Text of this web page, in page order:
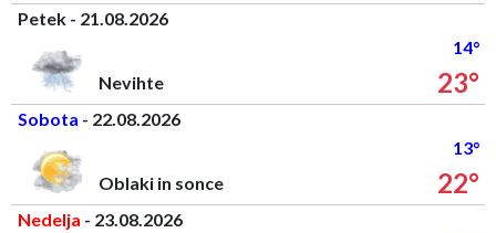
Petek - 21.08.2026
14°
Nevihte
23°
Sobota - 22.08.2026
13°
Oblaki in sonce
22°
Nedelja - 23.08.2026